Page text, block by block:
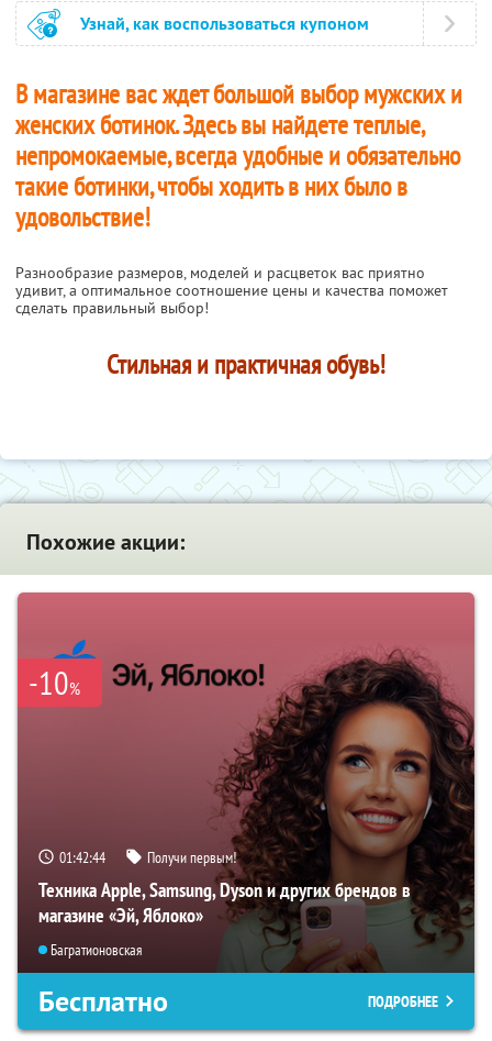
Узнай, как воспользоваться купоном
В магазине вас ждет большой выбор мужских и
женских ботинок. Здесь вы найдете теплые,
непромокаемые, всегда удобные и обязательно
такие ботинки, чтобы ходить в них было в
удовольствие!
Разнообразие размеров, моделей и расцветок вас приятно
удивит, а оптимальное соотношение цены и качества поможет
сделать правильный выбор!
Стильная и практичная обувь!
Похожие акции:
-10%
01:42:43 Получи первым!
Техника Apple, Samsung, Dyson и других брендов в
магазине «Эй, Яблоко»
Багратионовская
Бесплатно ПОДРОБНЕЕ